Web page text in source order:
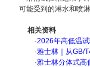
可能受到的淋水和喷
相关资料
·2026年高低温
·雅士林｜从GB/
·雅士林分体式高